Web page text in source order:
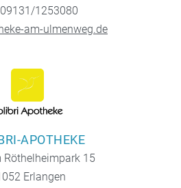
1253080
am-ulmenweg.de
APOTHEKE
Röthelheimpark 15
Erlangen